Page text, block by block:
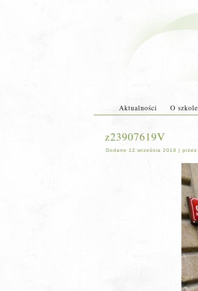
Aktualności O szkole
z23907619V
Dodane 12 września 2018 | przez